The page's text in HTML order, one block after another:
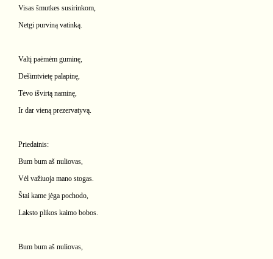
Visas šmutkes susirinkom,
Netgi purviną vatinką.
Valtį paėmėm guminę,
Dešimtvietę palapinę,
Tėvo išvirtą naminę,
Ir dar vieną prezervatyvą.
Priedainis:
Bum bum aš nuliovas,
Vėl važiuoja mano stogas.
Štai kame jėga pochodo,
Laksto plikos kaimo bobos.
Bum bum aš nuliovas,